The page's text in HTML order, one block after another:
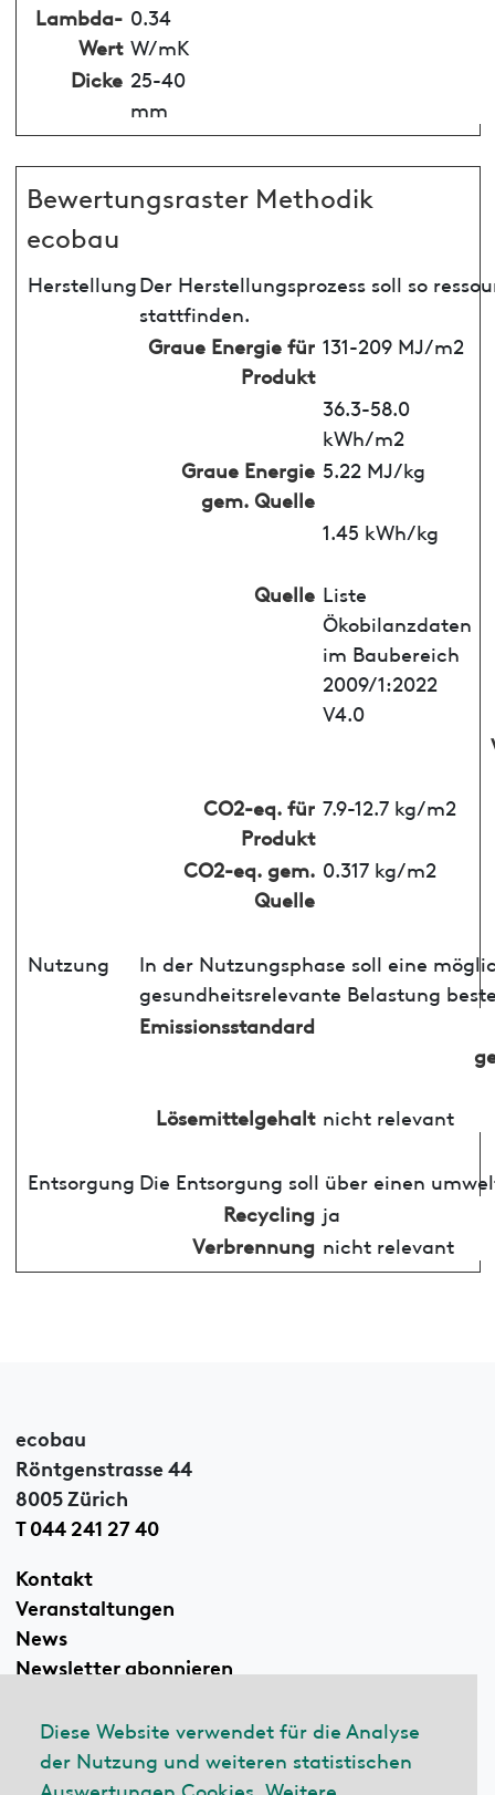
Diese Website verwendet für die Analyse
der Nutzung und weiteren statistischen
Auswertungen Cookies. Weitere
Lambda-
Wert
0.34
W/mK
Dicke 25-40
mm
Bewertungsraster Methodik
ecobau
HerstellungDer Herstellungsprozess soll so
stattfinden.
Graue Energie für
Produkt
131-209 MJ/m2
36.3-58.0
kWh/m2
Graue Energie
gem. Quelle
5.22 MJ/kg
1.45 kWh/kg
Quelle Liste
Ökobilanzdaten
im Baubereich
2009/1:2022
V4.0
CO2-eq. für
Produkt
7.9-12.7 kg/m2
CO2-eq. gem.
Quelle
0.317 kg/m2
Nutzung
In der Nutzungsphase soll eine
gesundheitsrelevante Belastung
Emissionsstandard
Lösemittelgehalt nicht relevant
Entsorgung Die Entsorgung soll über einen
Recycling ja
Verbrennung nicht relevant
ecobau
Röntgenstrasse 44
8005 Zürich
T 044 241 27 40
Kontakt
Veranstaltungen
News
Newsletter abonnieren
Linkedin